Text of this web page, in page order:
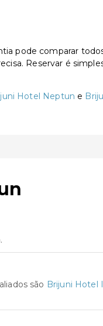
pode comparar
Reservar é
Hotel Neptun e
são Brijuni Hotel